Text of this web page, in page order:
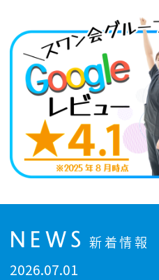
NEWS 新着情報
2026.07.01